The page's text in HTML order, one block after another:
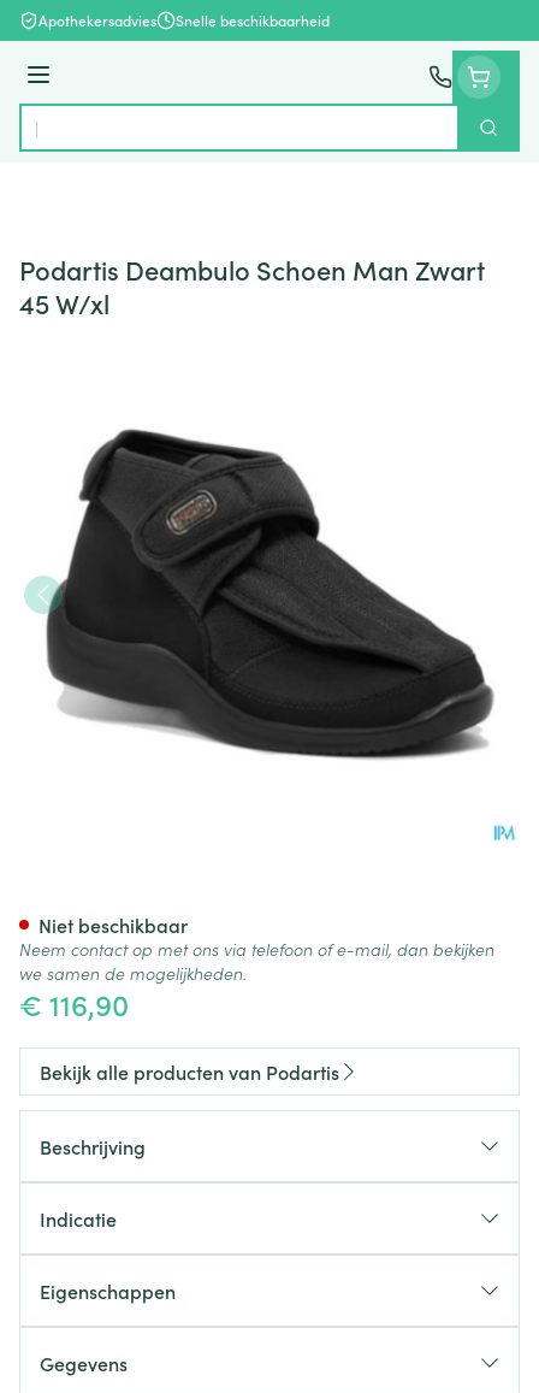
Ga naar de inhoud
Apothekersadvies Snelle beschikbaarheid
Menu
Product, merk, categorie...
Zoek
Podartis Deambulo Schoen Man Zwart
45 W/xl
€ 116,90
Niet beschikbaar
Neem contact op met ons via telefoon of e-mail, dan bekijken
we samen de mogelijkheden.
Bekijk alle producten van Podartis
Beschrijving
Indicatie
Eigenschappen
Gegevens